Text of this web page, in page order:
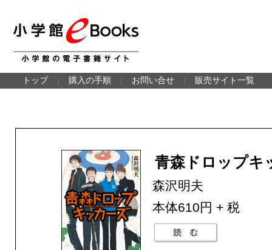
トップ 購入の手順 お問い合せ 販売サイト一覧
青森ドロップキ
森沢明夫
本体610円 + 税